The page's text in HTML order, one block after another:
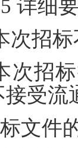
详细
次招
次招
接受流
文件